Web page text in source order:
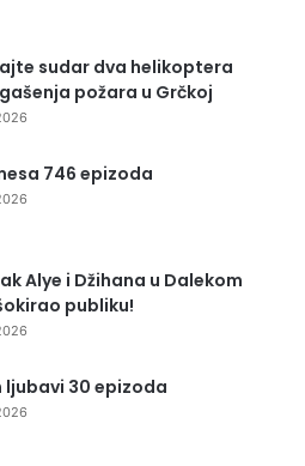
sudar dva helikoptera
požara u Grčkoj
746 epizoda
Alye i Džihana u Dalekom
publiku!
ljubavi 30 epizoda